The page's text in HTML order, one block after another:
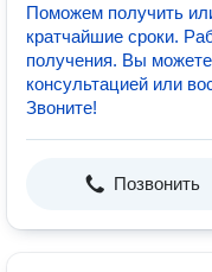
Поможем получить
кратчайшие сроки.
получения. Вы
консультацией или
Звоните!
Позвонить